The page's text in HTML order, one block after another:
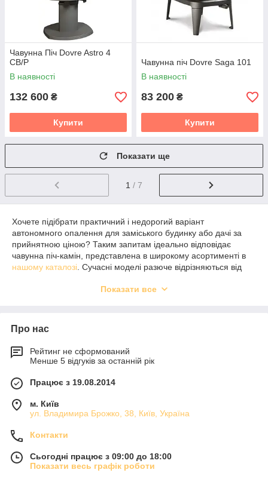
Чавунна Піч Dovre Astro 4
CB/P
В наявності
132 600 ₴
Купити
Чавунна піч Dovre Saga 101
В наявності
83 200 ₴
Купити
Показати ще
1 / 7
Хочете підібрати практичний і недорогий варіант
автономного опалення для заміського будинку або дачі за
прийнятною ціною? Таким запитам ідеально відповідає
чавунна піч-камін, представлена ​​в широкому асортименті в
нашому каталозі . Сучасні моделі разюче відрізняються від
технічними характеристиками. Вони прості, зручні і безпечні в
заготовлених на сезон.
чавунні печі lava, а також продукцію інших брендів,
представлену з докладними фото, кресленнями конструкцій і
відповідну піч з чавуну, окрему топку і декоративне
цінами. А також забрати їх самовивозом з нашого складу в
Києві, оформити доставку в Рівне або будь-яке інше місто
країни.
останнього покоління
Показати все
Про нас
Рейтинг не сформований
Менше 5 відгуків за останній рік
Працює з 19.08.2014
м. Київ
ул. Владимира Брожко, 38, Київ, Україна
Контакти
Сьогодні працює з 09:00 до 18:00
Показати весь графік роботи